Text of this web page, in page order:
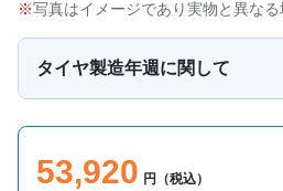
写真はイメージであり実物と異なる
タイヤ製造年週に関して
53,920 円（税込）